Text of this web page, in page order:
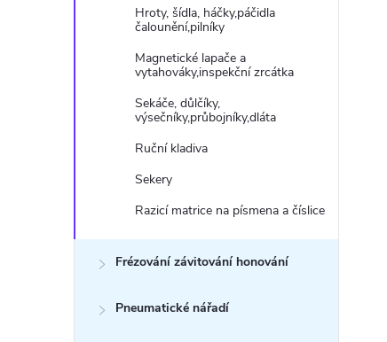
Hroty, šídla, háčky,páčidla
čalounění,pilníky
Magnetické lapače a
vytahováky,inspekční zrcátka
Sekáče, důlčíky,
výsečníky,průbojníky,dláta
Ruční kladiva
Sekery
Razicí matrice na písmena a číslice
Frézování závitování honování
Pneumatické nářadí